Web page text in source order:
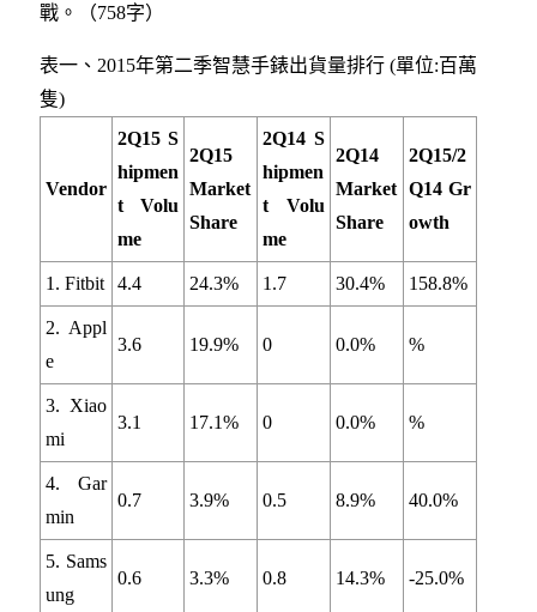
戰。（758字）
表一、2015年第二季智慧手錶出貨量排行 (單位:百萬
隻)
Vendor
2Q15 S
hipmen
t Volu
me
2Q15
Market
Share
2Q14 S
hipmen
t Volu
me
2Q14
Market
Share
2Q15/2
Q14 Gr
owth
1. Fitbit 4.4 24.3% 1.7 30.4% 158.8%
2. Appl
e
3.6 19.9% 0 0.0% %
3. Xiao
mi
3.1 17.1% 0 0.0% %
4. Gar
min
0.7 3.9% 0.5 8.9% 40.0%
5. Sams
ung
0.6 3.3% 0.8 14.3% -25.0%